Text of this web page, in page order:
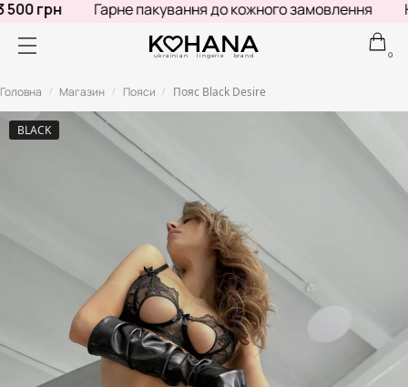
грн Гарне пакування до кожного замовлення
ukrainian lingerie brand 0
Головна / Магазин / Пояси / Пояс Black Desire
BLACK